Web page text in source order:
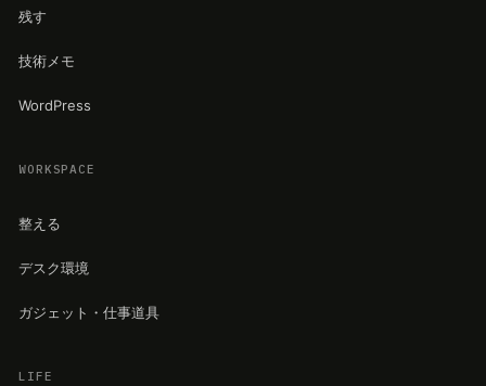
残す
技術メモ
WordPress
WORKSPACE
整える
デスク環境
ガジェット・仕事道具
LIFE